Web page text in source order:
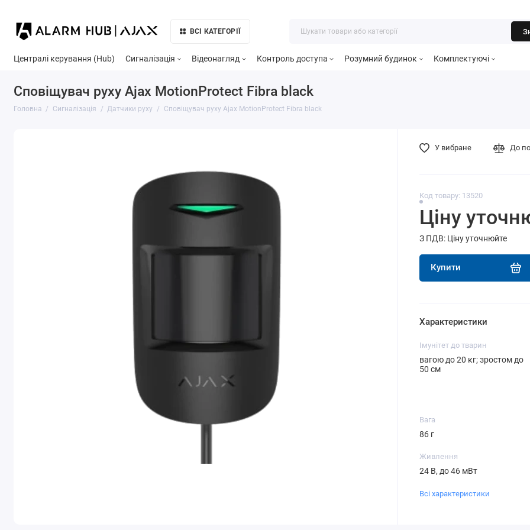
ВСІ КАТЕГОРІЇ
Централі керування (Hub) Сигналізація Відеонагляд Контроль доступа Розумний будинок Комплектуючі
Сповіщувач руху Ajax MotionProtect Fibra black
Головна Сигналізація Датчики руху Сповіщувач руху Ajax MotionProtect Fibra black
Код товару: 13520
Ціну
З ПДВ: Ціну уточнюйте
Купити
У вибране До
Характеристики
Імунітет до тварин
вагою до 20 кг; зростом до
50 см
Вага
86 г
Живлення
24 В, до 46 мВт
Всі характеристики